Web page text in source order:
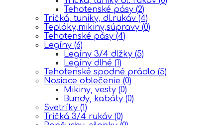
Tehotenské pásy (2)
Tričká, tuniky, dl.rukáv (4)
Tepláky,mikiny,súpravy (0)
Tehotenské pásy (4)
Legíny (6)
Legíny 3/4 dlžky (5)
Legíny dlhé (1)
Tehotenské spodné prádlo (5)
Nosiace oblečenie (0)
Mikiny, vesty (0)
Bundy, kabáty (0)
Svetríky (1)
Tričká 3/4 rukáv (0)